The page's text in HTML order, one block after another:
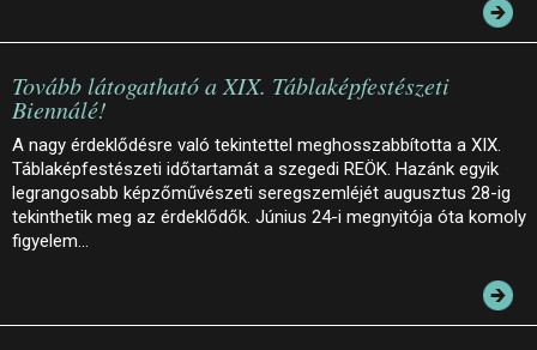
Tovább látogatható a XIX. Táblaképfestészeti
Biennálé!
A nagy érdeklődésre való tekintettel meghosszabbította a XIX.
Táblaképfestészeti időtartamát a szegedi REÖK. Hazánk egyik
legrangosabb képzőművészeti seregszemléjét augusztus 28-ig
tekinthetik meg az érdeklődők. Június 24-i megnyitója óta komoly
figyelem…